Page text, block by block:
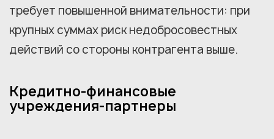
требует повышенной внимательности: при
крупных суммах риск недобросовестных
действий со стороны контрагента выше.
Кредитно-финансовые
учреждения-партнеры